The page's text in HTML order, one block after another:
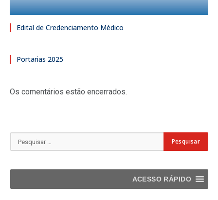
Edital de Credenciamento Médico
Portarias 2025
Os comentários estão encerrados.
ACESSO RÁPIDO